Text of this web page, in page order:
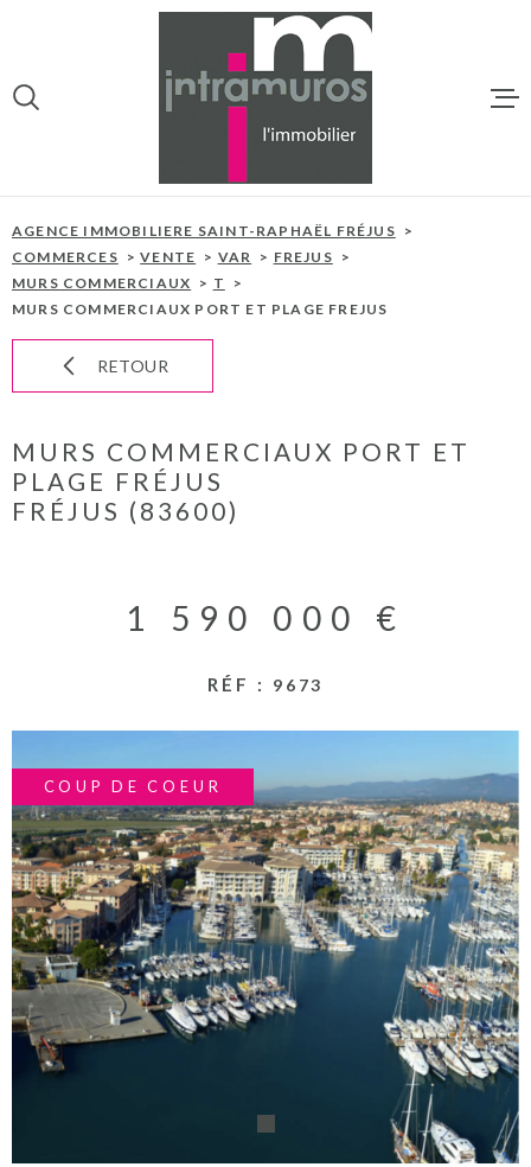
recherche
principal
NOS BIENS À
NOTRE
AGENCE IMMOBILIERE SAINT-RAPHAËL FRÉJUS
COMMERCES
VENTE VAR
FREJUS
MURS COMMERCIAUX
T
MURS COMMERCIAUX PORT ET PLAGE FREJUS
RETOUR
MURS COMMERCIAUX PORT ET
PLAGE FRÉJUS
FRÉJUS (83600)
1 590 000 €
RÉF : 9673
COUP DE COEUR
VOTRE
RECHERCHE
D'OFFRE
VENTE IMMOBILIER
PROFESSIONNEL
TYPE
DE
TYPE DE BIEN
CHAMPS
TEXTE